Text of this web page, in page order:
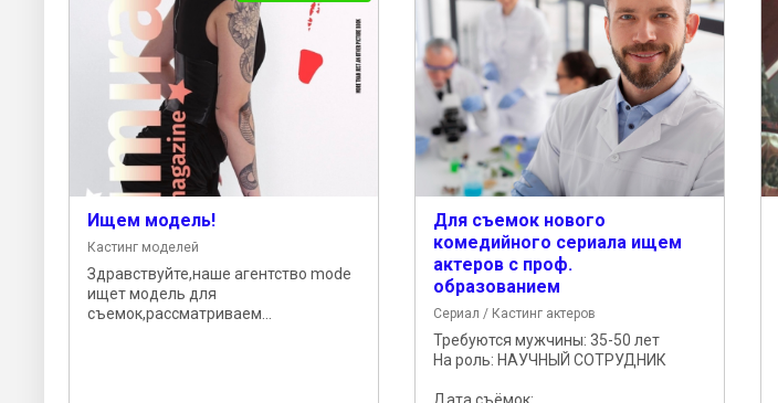
Ищем модель!
Кастинг моделей
Здравствуйте,наше агентство mode
ищет модель для
съемок,рассматриваем...
Для съемок нового
комедийного сериала ищем
актеров с проф.
образованием
Сериал / Кастинг актеров
Требуются мужчины: 35-50 лет
На роль: НАУЧНЫЙ СОТРУДНИК